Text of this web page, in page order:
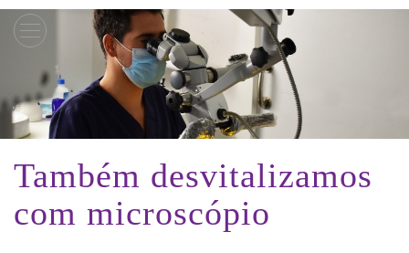
Skip
content
Também desvitalizamos
com microscópio